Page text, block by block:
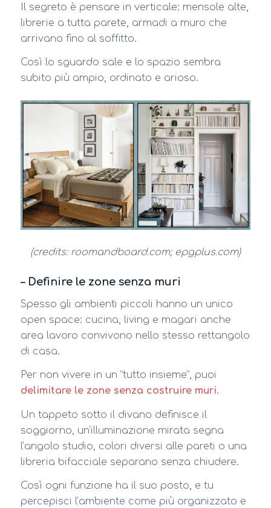
Il segreto è pensare in verticale: mensole alte,
librerie a tutta parete, armadi a muro che
arrivano fino al soffitto.
Così lo sguardo sale e lo spazio sembra
subito più ampio, ordinato e arioso.
(credits: roomandboard.com; epgplus.com)
– Definire le zone senza muri
Spesso gli ambienti piccoli hanno un unico
open space: cucina, living e magari anche
area lavoro convivono nello stesso rettangolo
di casa.
Per non vivere in un “tutto insieme”, puoi
delimitare le zone senza costruire muri.
Un tappeto sotto il divano definisce il
soggiorno, un’illuminazione mirata segna
l’angolo studio, colori diversi alle pareti o una
libreria bifacciale separano senza chiudere.
Così ogni funzione ha il suo posto, e tu
percepisci l’ambiente come più organizzato e